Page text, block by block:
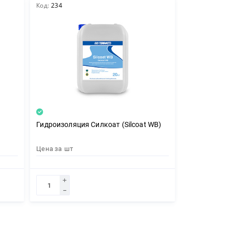
Код: 234
Гидроизоляция Силкоат (Silcoat WB)
Цена за шт